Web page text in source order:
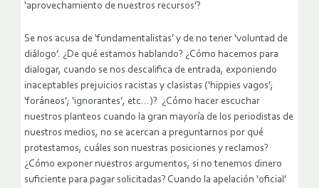
‘aprovechamiento de nuestros recursos’?
Se nos acusa de ‘fundamentalistas’ y de no tener ‘voluntad de
diálogo’. ¿De qué estamos hablando? ¿Cómo hacemos para
dialogar, cuando se nos descalifica de entrada, exponiendo
inaceptables prejuicios racistas y clasistas (‘hippies vagos’;
‘foráneos’; ‘ignorantes’, etc…)? ¿Cómo hacer escuchar
nuestros planteos cuando la gran mayoría de los periodistas de
nuestros medios, no se acercan a preguntarnos por qué
protestamos, cuáles son nuestras posiciones y reclamos?
¿Cómo exponer nuestros argumentos, si no tenemos dinero
suficiente para pagar solicitadas? Cuando la apelación ‘oficial’